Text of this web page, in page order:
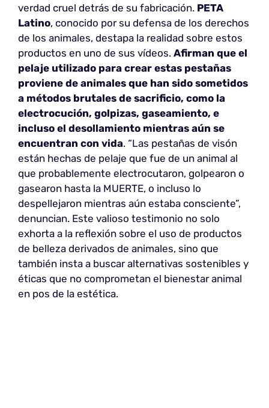
verdad cruel detrás de su fabricación. PETA
Latino, conocido por su defensa de los derechos
de los animales, destapa la realidad sobre estos
productos en uno de sus vídeos. Afirman que el
pelaje utilizado para crear estas pestañas
proviene de animales que han sido sometidos
a métodos brutales de sacrificio, como la
electrocución, golpizas, gaseamiento, e
incluso el desollamiento mientras aún se
encuentran con vida. “Las pestañas de visón
están hechas de pelaje que fue de un animal al
que probablemente electrocutaron, golpearon o
gasearon hasta la MUERTE, o incluso lo
despellejaron mientras aún estaba consciente”,
denuncian. Este valioso testimonio no solo
exhorta a la reflexión sobre el uso de productos
de belleza derivados de animales, sino que
también insta a buscar alternativas sostenibles y
éticas que no comprometan el bienestar animal
en pos de la estética.